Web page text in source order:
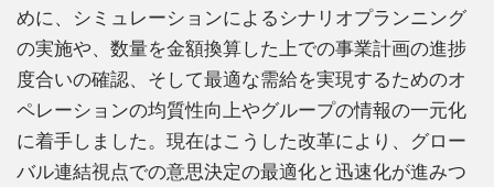
めに、シミュレーションによるシナリオプランニング
の実施や、数量を金額換算した上での事業計画の進捗
度合いの確認、そして最適な需給を実現するためのオ
ペレーションの均質性向上やグループの情報の一元化
に着手しました。現在はこうした改革により、グロー
バル連結視点での意思決定の最適化と迅速化が進みつ